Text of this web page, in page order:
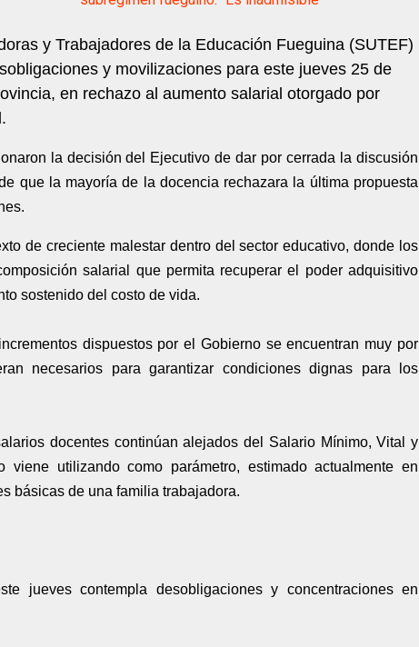
y Trabajadores de la Educación Fueguina (SUTEF)
y movilizaciones para este jueves 25 de
en rechazo al aumento salarial otorgado por
la decisión del Ejecutivo de dar por cerrada la discusión
que la mayoría de la docencia rechazara la última propuesta
de creciente malestar dentro del sector educativo, donde los
salarial que permita recuperar el poder adquisitivo
sostenido del costo de vida.
dispuestos por el Gobierno se encuentran muy por
necesarios para garantizar condiciones dignas para los
docentes continúan alejados del Salario Mínimo, Vital y
utilizando como parámetro, estimado actualmente en
básicas de una familia trabajadora.
jueves contempla desobligaciones y concentraciones en